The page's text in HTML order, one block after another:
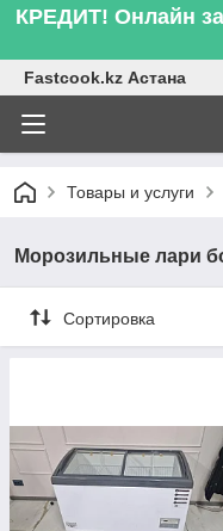
КРЕДИТ! Онлайн
Fastcook.kz Астана
Товары и услуги
Морозильные лари
Сортировка